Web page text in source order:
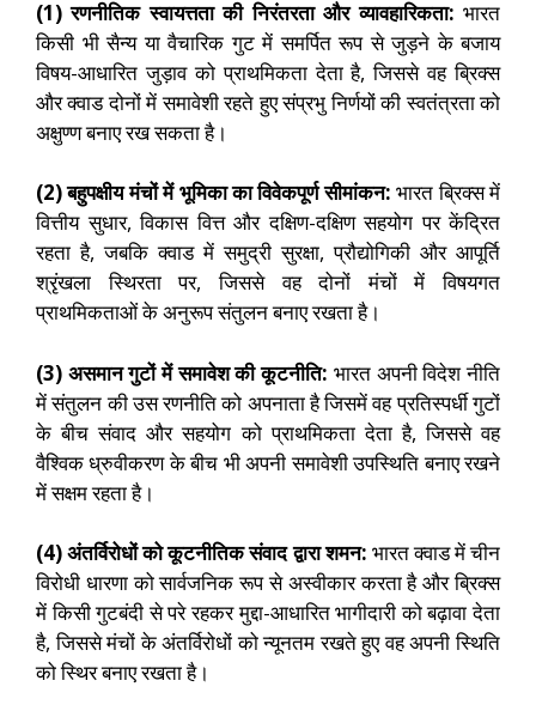
(1) रणनीतिक स्वायत्तता की निरंतरता और व्यावहारिकता: भारत
किसी भी सैन्य या वैचारिक गुट में समर्पित रूप से जुड़ने के बजाय
विषय-आधारित जुड़ाव को प्राथमिकता देता है, जिससे वह ब्रिक्स
और क्वाड दोनों में समावेशी रहते हुए संप्रभु निर्णयों की स्वतंत्रता को
अक्षुण्ण बनाए रख सकता है।
(2) बहुपक्षीय मंचों में भूमिका का विवेकपूर्ण सीमांकन: भारत ब्रिक्स में
वित्तीय सुधार, विकास वित्त और दक्षिण-दक्षिण सहयोग पर केंद्रित
रहता है, जबकि क्वाड में समुद्री सुरक्षा, प्रौद्योगिकी और आपूर्ति
श्रृंखला स्थिरता पर, जिससे वह दोनों मंचों में विषयगत
प्राथमिकताओं के अनुरूप संतुलन बनाए रखता है।
(3) असमान गुटों में समावेश की कूटनीति: भारत अपनी विदेश नीति
में संतुलन की उस रणनीति को अपनाता है जिसमें वह प्रतिस्पर्धी गुटों
के बीच संवाद और सहयोग को प्राथमिकता देता है, जिससे वह
वैश्विक ध्रुवीकरण के बीच भी अपनी समावेशी उपस्थिति बनाए रखने
में सक्षम रहता है।
(4) अंतर्विरोधों को कूटनीतिक संवाद द्वारा शमन: भारत क्वाड में चीन
विरोधी धारणा को सार्वजनिक रूप से अस्वीकार करता है और ब्रिक्स
में किसी गुटबंदी से परे रहकर मुद्दा-आधारित भागीदारी को बढ़ावा देता
है, जिससे मंचों के अंतर्विरोधों को न्यूनतम रखते हुए वह अपनी स्थिति
को स्थिर बनाए रखता है।